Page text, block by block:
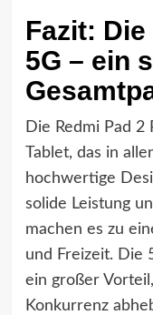
Fazit:
5G – ein
Die Redmi Pad 2
Tablet, das in
hochwertige
solide Leistung
machen es zu
und Freizeit. Die
ein großer
Konkurrenz